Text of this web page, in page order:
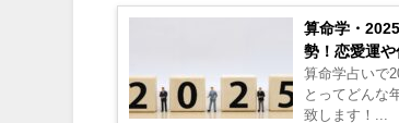
算命学・
勢！恋愛運や
算命学占いで
とってどんな
致します！...